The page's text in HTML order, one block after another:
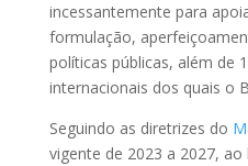
incessantemente para
formulação,
políticas públicas, além de
internacionais dos quais o
Seguindo as diretrizes do
vigente de 2023 a 2027,